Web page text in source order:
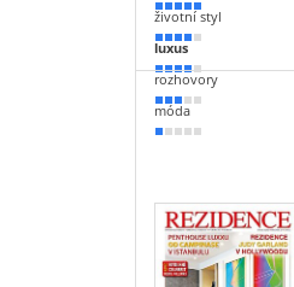
100 %
životní styl
80 %
luxus
70 %
rozhovory
50 %
móda
20 %